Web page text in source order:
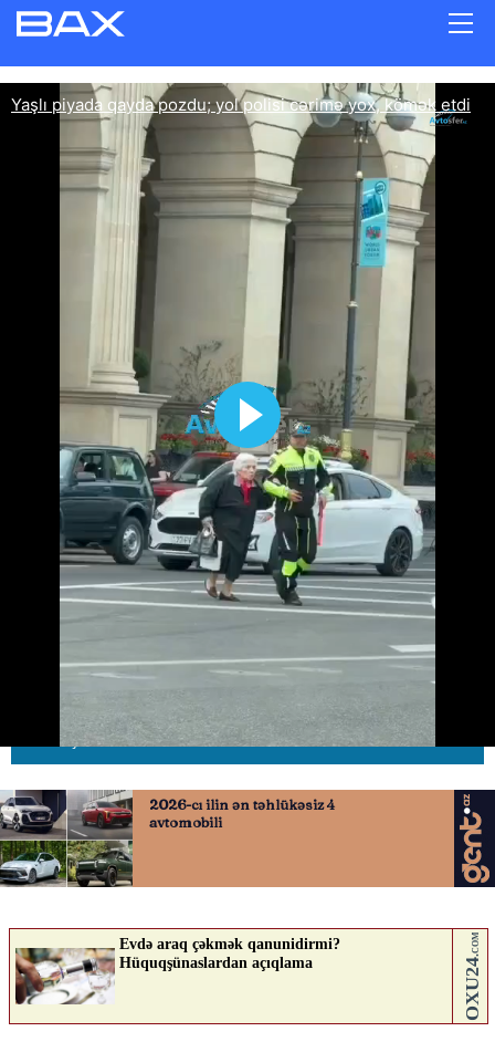
Yaşlı piyada qayda pozdu; yol
polisi cərimə yox, kömək etdi
12.05.2026
AVTOSFERTV
Nə düşünürsən?